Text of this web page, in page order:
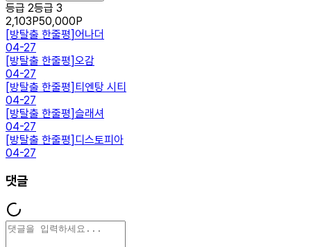
등급 2등급 3
2,103P50,000P
[방탈출 한줄평]어나더
04-27
[방탈출 한줄평]오감
04-27
[방탈출 한줄평] 티엔탕 시티
04-27
[방탈출 한줄평]슬래셔
04-27
[방탈출 한줄평] 디스토피아
04-27
댓글